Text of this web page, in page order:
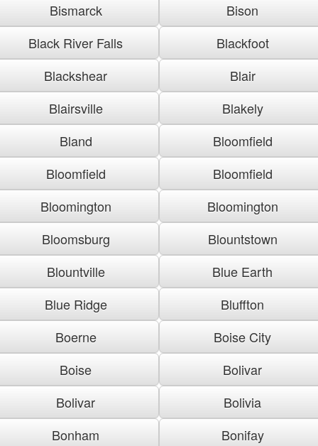
Bismarck
Bison
Black River Falls
Blackfoot
Blackshear
Blair
Blairsville
Blakely
Bland
Bloomfield
Bloomfield
Bloomfield
Bloomington
Bloomington
Bloomsburg
Blountstown
Blountville
Blue Earth
Blue Ridge
Bluffton
Boerne
Boise City
Boise
Bolivar
Bolivar
Bolivia
Bonham
Bonifay